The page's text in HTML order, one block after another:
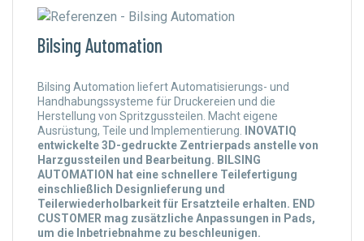
Bilsing Automation
Bilsing Automation liefert Automatisierungs- und
Handhabungssysteme für Druckereien und die
Herstellung von Spritzgussteilen. Macht eigene
Ausrüstung, Teile und Implementierung.
INOVATIQ
entwickelte 3D-gedruckte Zentrierpads anstelle von
Harzgussteilen und Bearbeitung. BILSING
AUTOMATION hat eine schnellere Teilefertigung
einschließlich Designlieferung und
Teilerwiederholbarkeit für Ersatzteile erhalten. END
CUSTOMER mag zusätzliche Anpassungen in Pads,
um die Inbetriebnahme zu beschleunigen.